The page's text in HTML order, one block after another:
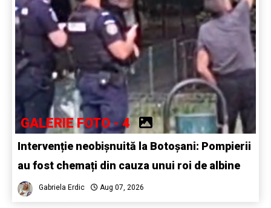
GALERIE FOTO - 4
Intervenție neobișnuită la Botoșani: Pompierii
au fost chemați din cauza unui roi de albine
Gabriela Erdic Aug 07, 2026